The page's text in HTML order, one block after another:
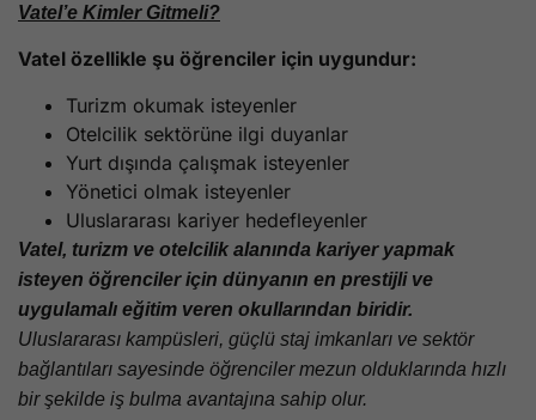
Vatel’e Kimler Gitmeli?
Vatel özellikle şu öğrenciler için uygundur:
Turizm okumak isteyenler
Otelcilik sektörüne ilgi duyanlar
Yurt dışında çalışmak isteyenler
Yönetici olmak isteyenler
Uluslararası kariyer hedefleyenler
Vatel, turizm ve otelcilik alanında kariyer yapmak
isteyen öğrenciler için dünyanın en prestijli ve
uygulamalı eğitim veren okullarından biridir.
Uluslararası kampüsleri, güçlü staj imkanları ve sektör
bağlantıları sayesinde öğrenciler mezun olduklarında hızlı
bir şekilde iş bulma avantajına sahip olur.